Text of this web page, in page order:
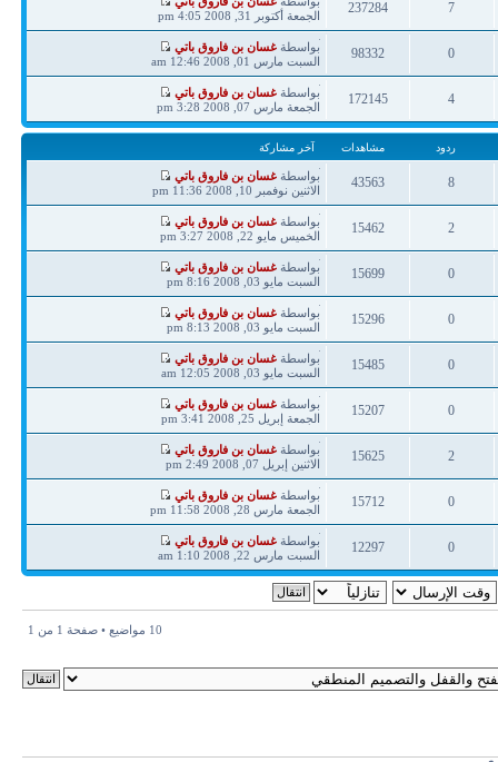
7
ردود
237284
مشاهدات
مشاركة
الجمعة أكتوبر 31, 2008 4:05 pm
0
98332
آخر
مشاركة
بواسطةغسان بن فاروق باتي
السبت مارس 01, 2008 12:46 am
4
ردود
172145
مشاهدات
آخر
مشاركة
بواسطةغسان بن فاروق باتي
الجمعة مارس 07, 2008 3:28 pm
ردود مشاهدات آخر مشاركة
8
43563
آخر
مشاركة
بواسطةغسان بن فاروق باتي
الاثنين نوفمبر 10, 2008 11:36 pm
2
ردود
15462
مشاهدات
آخر
مشاركة
بواسطةغسان بن فاروق باتي
الخميس مايو 22, 2008 3:27 pm
0
15699
آخر
مشاركة
بواسطةغسان بن فاروق باتي
السبت مايو 03, 2008 8:16 pm
0
ردود
15296
مشاهدات
آخر
مشاركة
بواسطةغسان بن فاروق باتي
السبت مايو 03, 2008 8:13 pm
0
15485
آخر
مشاركة
بواسطةغسان بن فاروق باتي
السبت مايو 03, 2008 12:05 am
0
ردود
15207
مشاهدات
آخر
مشاركة
بواسطةغسان بن فاروق باتي
الجمعة إبريل 25, 2008 3:41 pm
2
15625
آخر
مشاركة
بواسطةغسان بن فاروق باتي
الاثنين إبريل 07, 2008 2:49 pm
0
ردود
15712
مشاهدات
آخر
مشاركة
بواسطةغسان بن فاروق باتي
الجمعة مارس 28, 2008 11:58 pm
0
ردود
12297
مشاهدات
آخر
مشاركة
بواسطةغسان بن فاروق باتي
السبت مارس 22, 2008 1:10 am
10 مواضيع • صفحة 1 من 1